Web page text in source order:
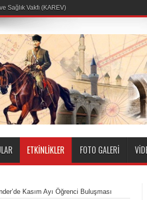
ETKINLIKLER FOTO GALERI
Kasım Ayı Öğrenci Buluşması